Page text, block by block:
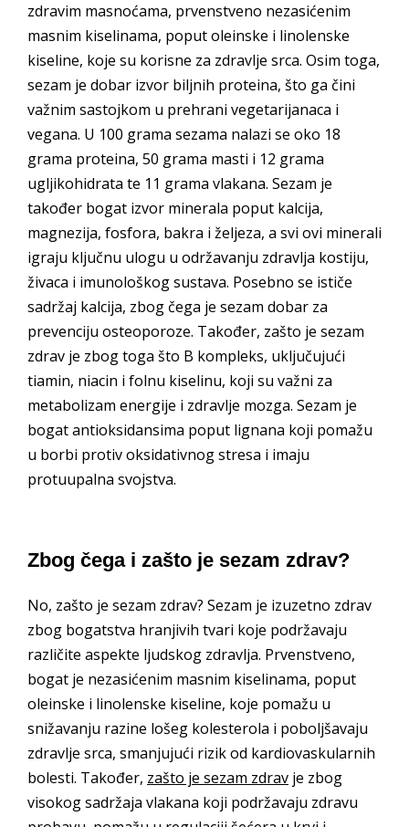
zdravim masnoćama, prvenstveno nezasićenim
masnim kiselinama, poput oleinske i linolenske
kiseline, koje su korisne za zdravlje srca. Osim toga,
sezam je dobar izvor biljnih proteina, što ga čini
važnim sastojkom u prehrani vegetarijanaca i
vegana. U 100 grama sezama nalazi se oko 18
grama proteina, 50 grama masti i 12 grama
ugljikohidrata te 11 grama vlakana. Sezam je
također bogat izvor minerala poput kalcija,
magnezija, fosfora, bakra i željeza, a svi ovi minerali
igraju ključnu ulogu u održavanju zdravlja kostiju,
živaca i imunološkog sustava. Posebno se ističe
sadržaj kalcija, zbog čega je sezam dobar za
prevenciju osteoporoze. Također, zašto je sezam
zdrav je zbog toga što B kompleks, uključujući
tiamin, niacin i folnu kiselinu, koji su važni za
metabolizam energije i zdravlje mozga. Sezam je
bogat antioksidansima poput lignana koji pomažu
u borbi protiv oksidativnog stresa i imaju
protuupalna svojstva.
Zbog čega i zašto je sezam zdrav?
No, zašto je sezam zdrav? Sezam je izuzetno zdrav
zbog bogatstva hranjivih tvari koje podržavaju
različite aspekte ljudskog zdravlja. Prvenstveno,
bogat je nezasićenim masnim kiselinama, poput
oleinske i linolenske kiseline, koje pomažu u
snižavanju razine lošeg kolesterola i poboljšavaju
zdravlje srca, smanjujući rizik od kardiovaskularnih
bolesti. Također, zašto je sezam zdrav je zbog
visokog sadržaja vlakana koji podržavaju zdravu